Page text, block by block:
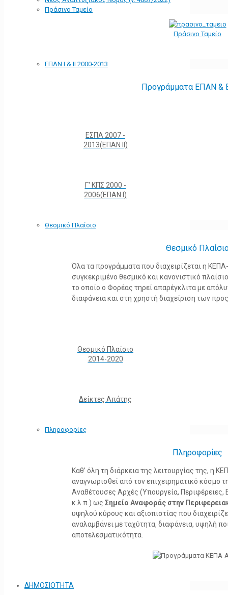
Πράσινο Ταμείο
Πράσινο Ταμείο
ΕΠΑΝ Ι & ΙΙ 2000-2013
Προγράμματα ΕΠΑΝ &
ΕΣΠΑ 2007 -
2013(ΕΠΑΝ ΙΙ)
Γ' ΚΠΣ 2000 -
2006(ΕΠΑΝ Ι)
Θεσμικό Πλαίσιο
Θεσμικό
Όλα τα προγράμματα που διαχειρίζεται η
συγκεκριμένο θεσμικό και κανονιστικό
το οποίο ο Φορέας τηρεί απαρέγκλιτα με
διαφάνεια και στη χρηστή διαχείριση των
Θεσμικό Πλαίσιο
2014-2020
Δείκτες Απάτης
Πληροφορίες
Πληροφορίες
Καθ’ όλη τη διάρκεια της λειτουργίας της, η
αναγνωρισθεί από τον επιχειρηματικό κόσμο
Αναθέτουσες Αρχές (Υπουργεία, Περιφέρειες,
κ.λ.π.) ως Σημείο Αναφοράς στην
υψηλού κύρους και αξιοπιστίας που
αναλαμβάνει με ταχύτητα, διαφάνεια, υψηλή
αποτελεσματικότητα.
ΔΗΜΟΣΙΟΤΗΤΑ